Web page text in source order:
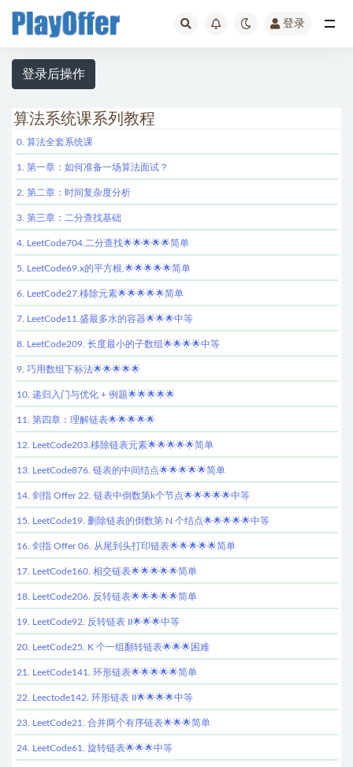
登录
登录后操作
算法系统课系列教程
0. 算法全套系统课
1. 第一章：如何准备一场算法面试？
2. 第二章：时间复杂度分析
3. 第三章：二分查找基础
4. LeetCode704.二分查找🌟🌟🌟🌟🌟简单
5. LeetCode69.x的平方根.🌟🌟🌟🌟🌟简单
6. LeetCode27.移除元素🌟🌟🌟🌟🌟简单
7. LeetCode11.盛最多水的容器🌟🌟🌟中等
8. LeetCode209. 长度最小的子数组🌟🌟🌟🌟中等
9. 巧用数组下标法🌟🌟🌟🌟🌟
10. 递归入门与优化 + 例题🌟🌟🌟🌟🌟
11. 第四章：理解链表🌟🌟🌟🌟🌟
12. LeetCode203.移除链表元素🌟🌟🌟🌟🌟简单
13. LeetCode876. 链表的中间结点🌟🌟🌟🌟🌟简单
14. 剑指 Offer 22. 链表中倒数第k个节点🌟🌟🌟🌟🌟中等
15. LeetCode19. 删除链表的倒数第 N 个结点🌟🌟🌟🌟🌟中等
16. 剑指 Offer 06. 从尾到头打印链表🌟🌟🌟🌟🌟简单
17. LeetCode160. 相交链表🌟🌟🌟🌟🌟简单
18. LeetCode206. 反转链表🌟🌟🌟🌟🌟简单
19. LeetCode92. 反转链表 II🌟🌟🌟中等
20. LeetCode25. K 个一组翻转链表🌟🌟🌟困难
21. LeetCode141. 环形链表🌟🌟🌟🌟🌟简单
22. Leectode142. 环形链表 II🌟🌟🌟🌟中等
23. LeetCode21. 合并两个有序链表🌟🌟🌟简单
24. LeetCode61. 旋转链表🌟🌟🌟中等